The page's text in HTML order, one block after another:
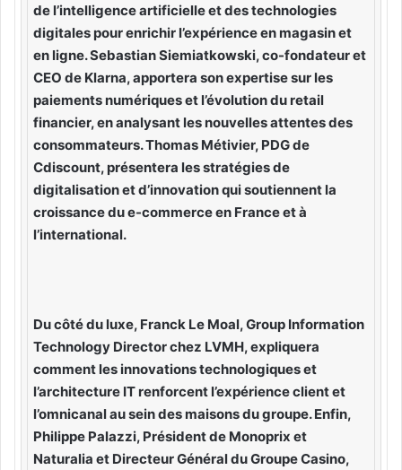
de l’intelligence artificielle et des technologies
digitales pour enrichir l’expérience en magasin et
en ligne. Sebastian Siemiatkowski, co-fondateur et
CEO de Klarna, apportera son expertise sur les
paiements numériques et l’évolution du retail
financier, en analysant les nouvelles attentes des
consommateurs. Thomas Métivier, PDG de
Cdiscount, présentera les stratégies de
digitalisation et d’innovation qui soutiennent la
croissance du e-commerce en France et à
l’international.
Du côté du luxe, Franck Le Moal, Group Information
Technology Director chez LVMH, expliquera
comment les innovations technologiques et
l’architecture IT renforcent l’expérience client et
l’omnicanal au sein des maisons du groupe. Enfin,
Philippe Palazzi, Président de Monoprix et
Naturalia et Directeur Général du Groupe Casino,